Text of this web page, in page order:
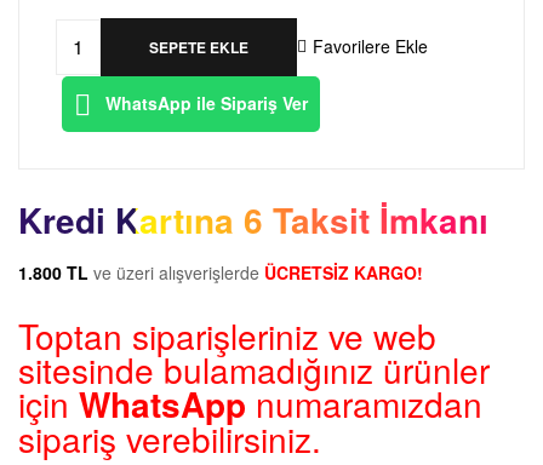
SEPETE EKLE Favorilere Ekle
WhatsApp ile Sipariş Ver
Kredi Kartına 6 Taksit İmkanı
1.800 TL ve üzeri alışverişlerde ÜCRETSİZ KARGO!
Toptan siparişleriniz ve web
sitesinde bulamadığınız ürünler
için WhatsApp numaramızdan
sipariş verebilirsiniz.